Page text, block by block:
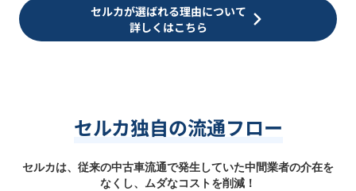
セルカが選ばれる理由について
詳しくはこちら
セルカ独自の流通フロー
セルカは、従来の中古車流通で発生していた中間業者の介在を
なくし、ムダなコストを削減！